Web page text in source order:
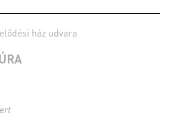
ház udvara